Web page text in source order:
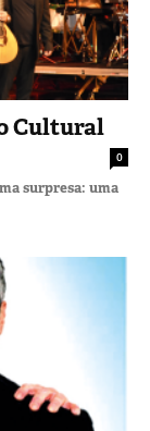
Cultural
0
surpresa: uma